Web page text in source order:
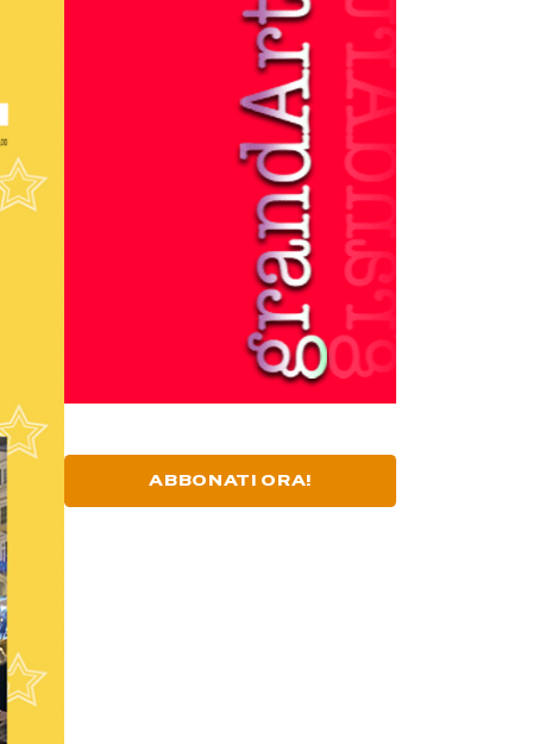
ABBONATI ORA!